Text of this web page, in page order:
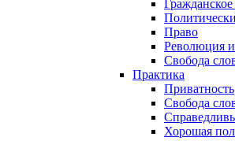
Право
Революция
Свобода
Практика
Приватность
Свобода
Хорошая